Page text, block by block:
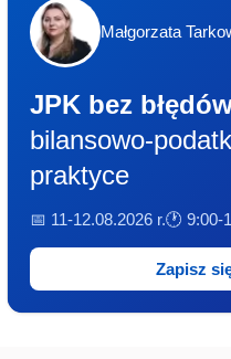
Małgorzata
JPK bez
bilansowo-
praktyce
📅 11-12.08.2026 r.🕐 9:00-
Zapisz